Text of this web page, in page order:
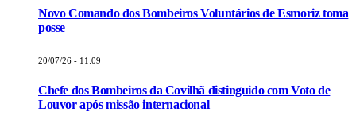
Novo Comando dos Bombeiros Voluntários de Esmoriz toma
posse
20/07/26 - 11:09
Chefe dos Bombeiros da Covilhã distinguido com Voto de
Louvor após missão internacional